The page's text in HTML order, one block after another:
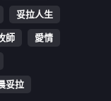
妥拉人生
師
愛情
妥拉